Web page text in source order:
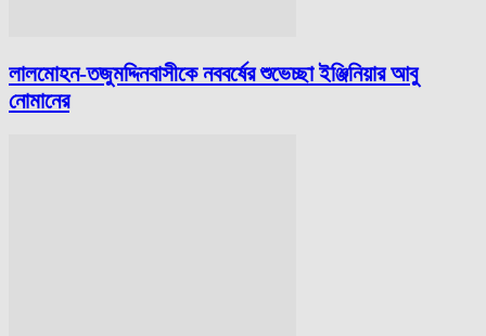
লালমোহন-তজুমদ্দিনবাসীকে নববর্ষের শুভেচ্ছা ইঞ্জিনিয়ার আবু
নোমানের